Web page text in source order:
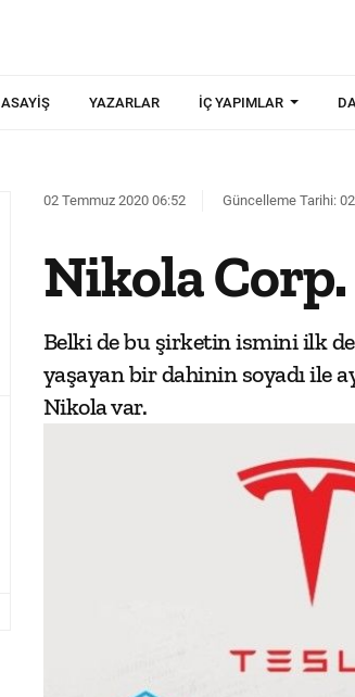
ASAYIŞ YAZARLAR İÇ YAPIMLAR
02 Temmuz 2020 06:52 Güncelleme Tarihi:
Nikola Corp.
Belki de bu şirketin ismini ilk
yaşayan bir dahinin soyadı ile
Nikola var.